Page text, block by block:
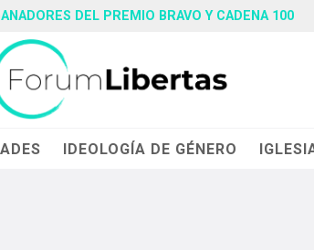
DEL PREMIO BRAVO Y CADENA 100
IDEOLOGÍA DE GÉNERO